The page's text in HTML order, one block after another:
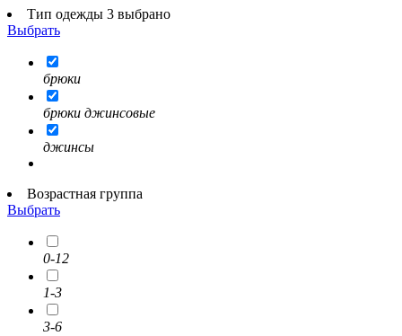
Тип одежды 3 выбрано
Выбрать
брюки
брюки джинсовые
джинсы
Возрастная группа
Выбрать
0-12
1-3
3-6